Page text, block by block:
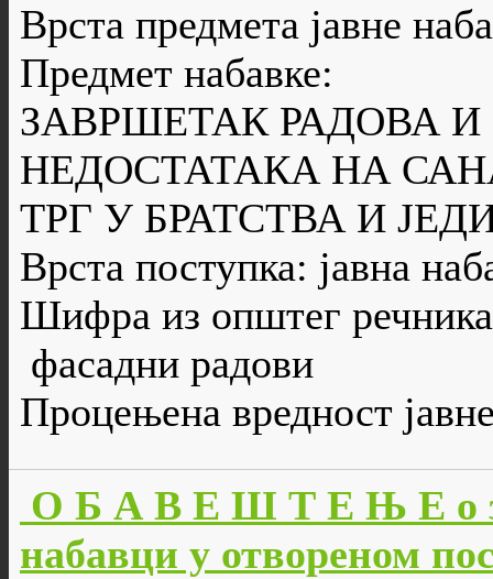
Врста предмета јавне
Предмет набавке:
ЗАВРШЕТАК РАДОВА
НЕДОСТАТАКА НА
ТРГ У БРАТСТВА И
Врста поступка: јавна
Шифра из општег
фасадни радови
Процењена вредност
О Б А В Е Ш Т Е Њ Е о
набавци у отвореном